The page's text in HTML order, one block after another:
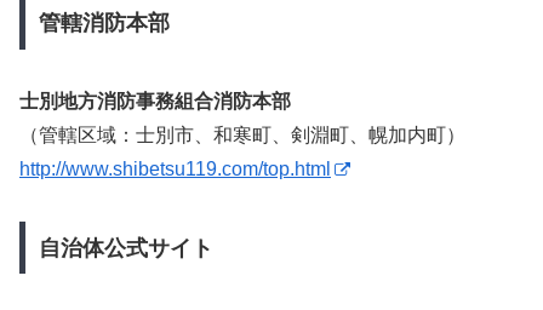
管轄消防本部
士別地方消防事務組合消防本部
（管轄区域：士別市、和寒町、剣淵町、幌加内町）
http://www.shibetsu119.com/top.html
自治体公式サイト